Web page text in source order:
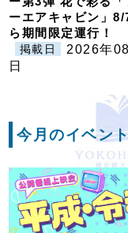
ーエアキャビン」
ら期間限定運行！
掲載日
2026年
日
今月のイベン